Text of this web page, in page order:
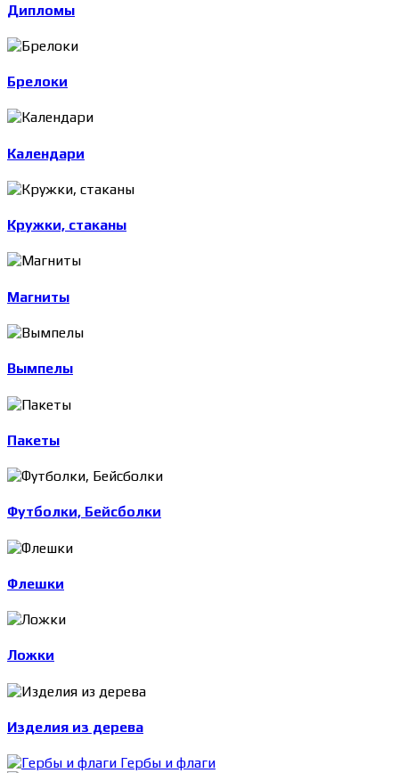
Дипломы
Брелоки
Календари
Кружки, стаканы
Магниты
Вымпелы
Пакеты
Футболки, Бейсболки
Флешки
Ложки
Изделия из дерева
Гербы и флаги